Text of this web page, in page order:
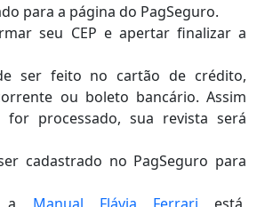
para a página do PagSeguro.
seu CEP e apertar finalizar a
ser feito no cartão de crédito,
ou boleto bancário. Assim
processado, sua revista será
cadastrado no PagSeguro para